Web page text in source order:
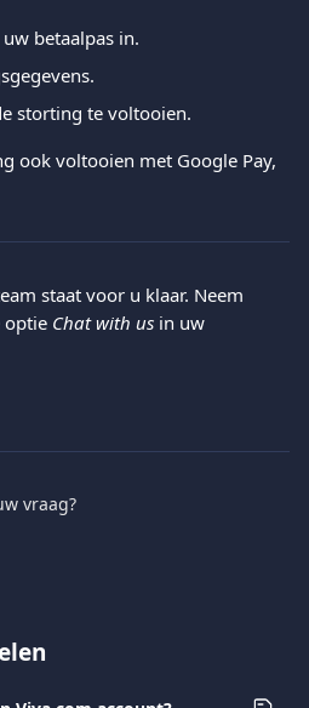
betaalpas in.
storting te voltooien.
ook voltooien met Google Pay,
staat voor u klaar. Neem
optie Chat with us in uw
vraag?